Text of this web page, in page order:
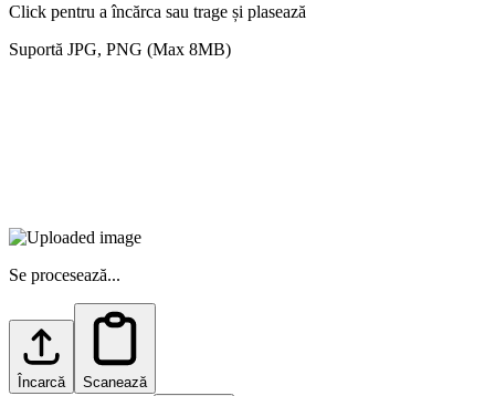
Click pentru a încărca sau trage și plasează
Suportă JPG, PNG (Max 8MB)
Se procesează...
Încarcă Scanează